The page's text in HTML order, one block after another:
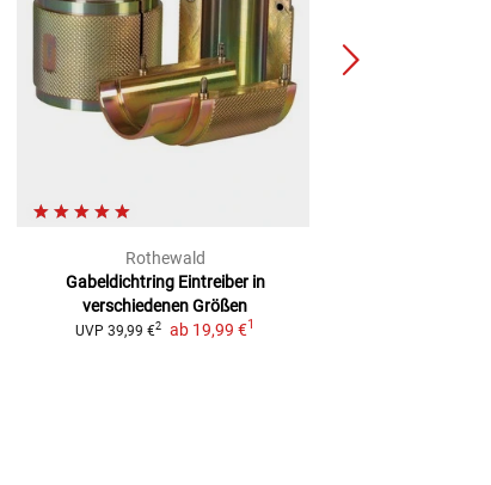
Rothewald
Gabeldichtring Eintreiber in
verschiedenen Größen
UVP 39,99 €2 ab 19,99 €1